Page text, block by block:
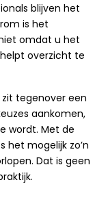
blijven het
is het
omdat u het
overzicht te
tegenover een
aankomen,
wordt. Met de
het mogelijk zo’n
Dat is geen